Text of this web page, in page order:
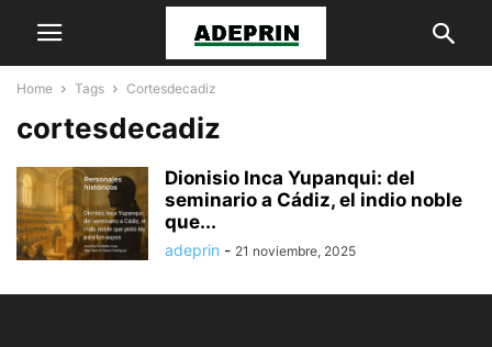
Home Tags Cortesdecadiz
cortesdecadiz
Dionisio Inca Yupanqui: del
seminario a Cádiz, el indio noble
que...
adeprin - 21 noviembre, 2025